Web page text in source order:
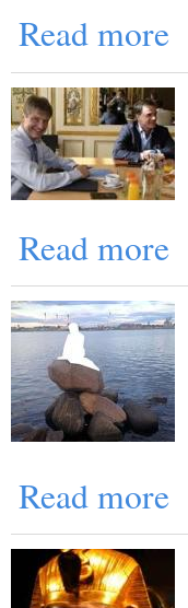
Read more
Read more
Read more